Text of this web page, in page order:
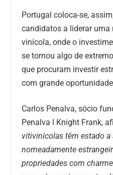
Portugal coloca-se,
candidatos a liderar uma
vinícola, onde o
se tornou algo de
que procuram investir
com grande
Carlos Penalva, sócio
Penalva l Knight Frank,
vitivinícolas têm estado
nomeadamente
propriedades com